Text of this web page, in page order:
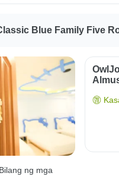
Blue Family Five
ng mga